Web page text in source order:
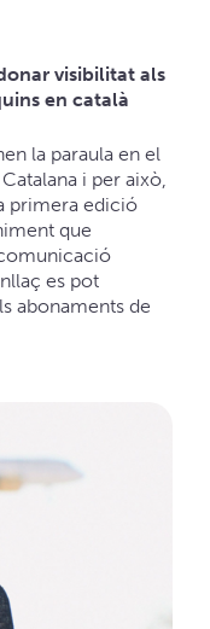
visibilitat als
en català
la paraula en el
i per això,
primera edició
que
es pot
abonaments de